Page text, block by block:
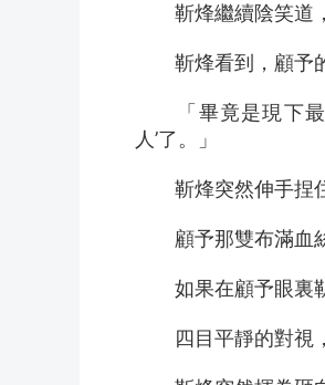
靳烽繼續陰笑道，
靳烽看到，顧予的
「畢竟是現下最
人’了。」
靳烽突然伸手捏住
顧予那雙布滿血絲
如果在顧予眼裏靳
四目平靜的對視，